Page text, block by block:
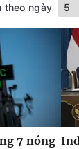
theo ngày
7 nóng